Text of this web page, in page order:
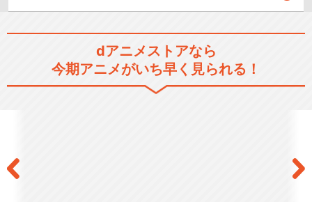
dアニメストアなら
今期アニメがいち早く見られる！